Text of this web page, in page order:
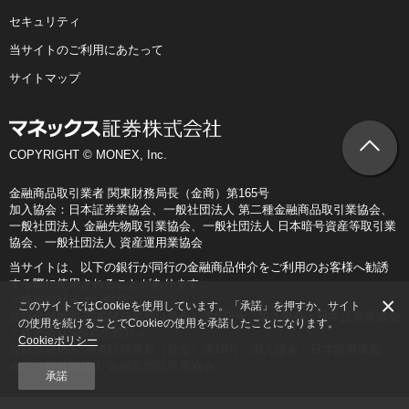
セキュリティ
当サイトのご利用にあたって
サイトマップ
COPYRIGHT © MONEX, Inc.
金融商品取引業者 関東財務局長（金商）第165号
加入協会：日本証券業協会、一般社団法人 第二種金融商品取引業協会、
一般社団法人 金融先物取引業協会、一般社団法人 日本暗号資産等取引業
協会、一般社団法人 資産運用業協会
当サイトは、以下の銀行が同行の金融商品仲介をご利用のお客様へ勧誘
する際に使用されることがあります。
＜株式会社イオン銀行＞
登録金融機関 関東財務局長（登金）第633号 加入協会：日本証券業協会
＜株式会社SBI新生銀行＞
登録金融機関 関東財務局長（登金）第10号 加入協会：日本証券業協
会、一般社団法人 金融先物取引業協会
このサイトではCookieを使用しています。「承諾」を押すか、サイト
の使用を続けることでCookieの使用を承諾したことになります。
Cookieポリシー
承諾
×